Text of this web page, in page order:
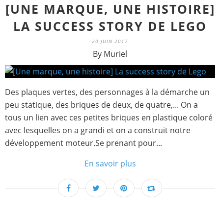
[UNE MARQUE, UNE HISTOIRE]
LA SUCCESS STORY DE LEGO
20 JUIN 2017
By Muriel
Des plaques vertes, des personnages à la démarche un
peu statique, des briques de deux, de quatre,... On a
tous un lien avec ces petites briques en plastique coloré
avec lesquelles on a grandi et on a construit notre
développement moteur.Se prenant pour...
En savoir plus